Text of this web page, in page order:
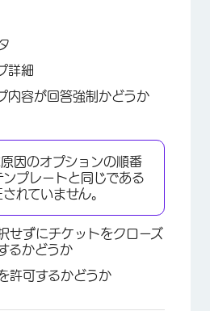
詳細
内容が回答強制かどうか
因のオプションの順番
ンプレートと同じである
れていません。
せずにチケットをクローズ
るかどうか
許可するかどうか